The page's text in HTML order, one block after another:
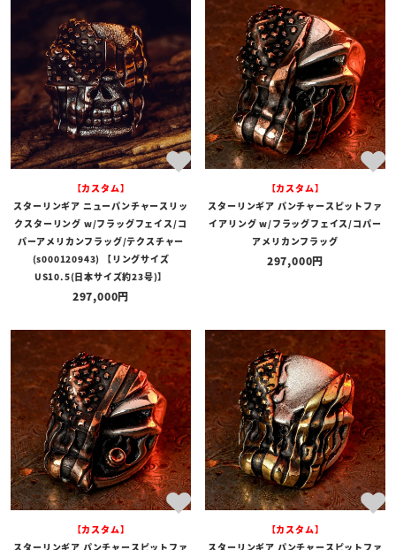
【カスタム】
スターリンギア ニューパンチャースリッ
クスターリング w/フラッグフェイス/コ
パーアメリカンフラッグ/テクスチャー
(s000120943) 【リングサイズ
US10.5(日本サイズ約23号)】
297,000
【カスタム】
スターリンギア パンチャースピットファ
イアリング w/フラッグフェイス/コパー
アメリカンフラッグ
297,000
【カスタム】
スターリンギア パンチャースピットファ
【カスタム】
スターリンギア パンチャースピットファ